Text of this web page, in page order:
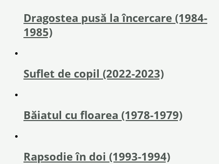
Dragostea pusă la încercare (1984-
1985)
Suflet de copil (2022-2023)
Băiatul cu floarea (1978-1979)
Rapsodie în doi (1993-1994)